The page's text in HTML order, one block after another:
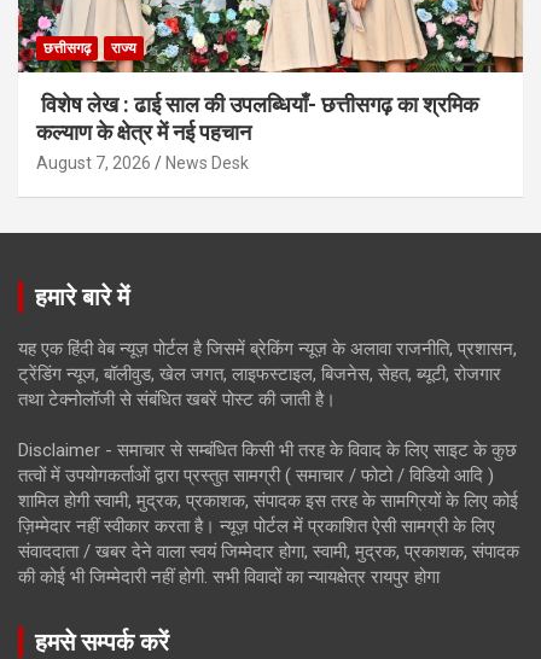
छत्तीसगढ़ राज्य
विशेष लेख : ढाई साल की उपलब्धियाँ- छत्तीसगढ़ का श्रमिक
कल्याण के क्षेत्र में नई पहचान
August 7, 2026 News Desk
हमारे बारे में
यह एक हिंदी वेब न्यूज़ पोर्टल है जिसमें ब्रेकिंग न्यूज़ के अलावा राजनीति, प्रशासन,
ट्रेंडिंग न्यूज, बॉलीवुड, खेल जगत, लाइफस्टाइल, बिजनेस, सेहत, ब्यूटी, रोजगार
तथा टेक्नोलॉजी से संबंधित खबरें पोस्ट की जाती है।
Disclaimer - समाचार से सम्बंधित किसी भी तरह के विवाद के लिए साइट के कुछ
तत्वों में उपयोगकर्ताओं द्वारा प्रस्तुत सामग्री ( समाचार / फोटो / विडियो आदि )
शामिल होगी स्वामी, मुद्रक, प्रकाशक, संपादक इस तरह के सामग्रियों के लिए कोई
ज़िम्मेदार नहीं स्वीकार करता है। न्यूज़ पोर्टल में प्रकाशित ऐसी सामग्री के लिए
संवाददाता / खबर देने वाला स्वयं जिम्मेदार होगा, स्वामी, मुद्रक, प्रकाशक, संपादक
की कोई भी जिम्मेदारी नहीं होगी. सभी विवादों का न्यायक्षेत्र रायपुर होगा
हमसे सम्पर्क करें